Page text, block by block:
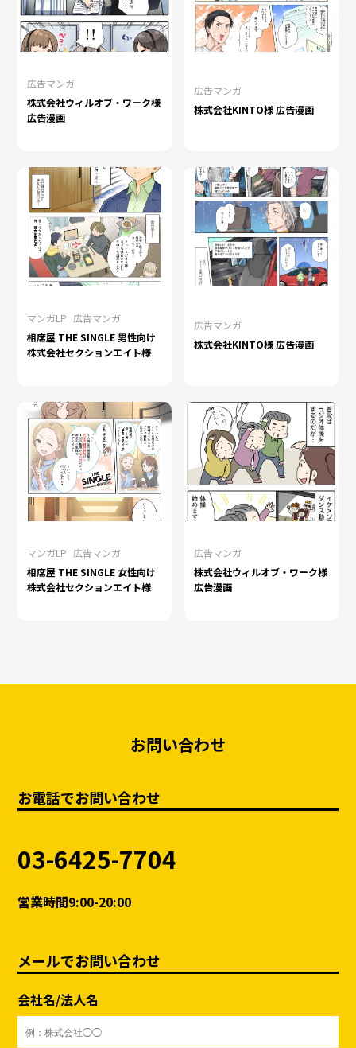
広告マンガ
株式会社ウィルオブ・ワーク様
広告漫画
広告マンガ
株式会社KINTO様 広告漫画
マンガLP 広告マンガ
相席屋 THE SINGLE 男性向け
株式会社セクションエイト様
広告マンガ
株式会社KINTO様 広告漫画
マンガLP 広告マンガ
相席屋 THE SINGLE 女性向け
株式会社セクションエイト様
広告マンガ
株式会社ウィルオブ・ワーク様
広告漫画
お問い合わせ
お電話でお問い合わせ
03-6425-7704
営業時間9:00-20:00
メールでお問い合わせ
会社名/法人名